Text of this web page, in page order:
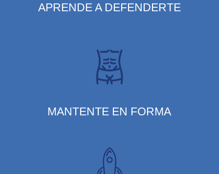
APRENDE A DEFENDERTE
MANTENTE EN FORMA